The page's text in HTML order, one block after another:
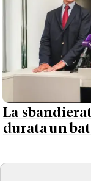
La
durata un